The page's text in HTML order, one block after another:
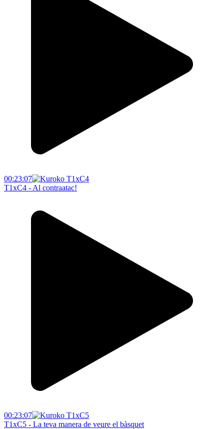
00:23:07
T1xC4 - Al contraatac!
00:23:07
T1xC5 - La teva manera de veure el bàsquet